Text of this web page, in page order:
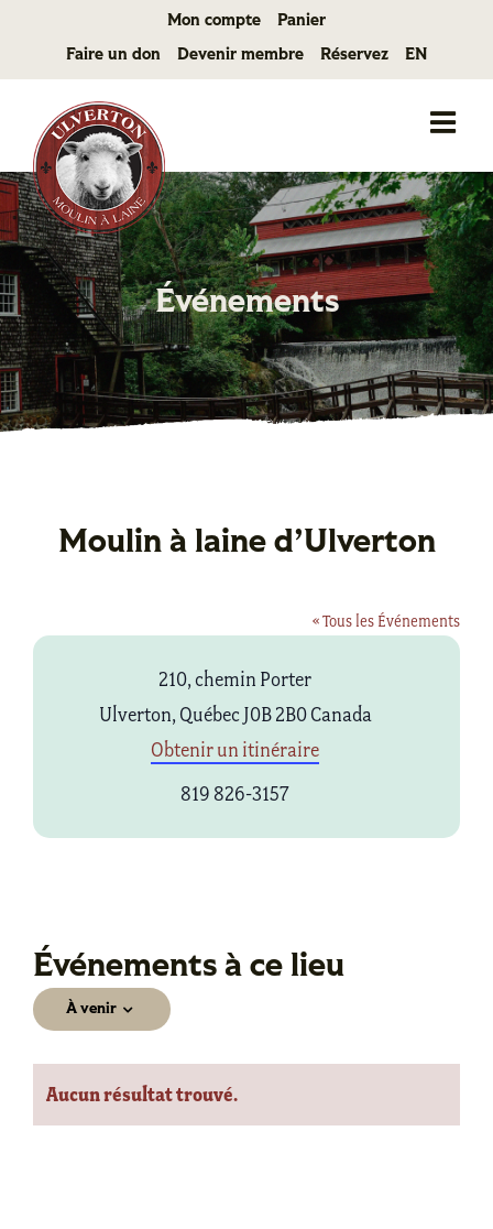
Mon compte Panier
Faire un don Devenir membre Réservez EN
Événements
Moulin à laine d’Ulverton
« Tous les Événements
210, chemin Porter
Ulverton, Québec J0B 2B0 Canada
Obtenir un itinéraire
819 826-3157
Événements à ce lieu
Notice
Aucun résultat trouvé.
À venir
une
date.